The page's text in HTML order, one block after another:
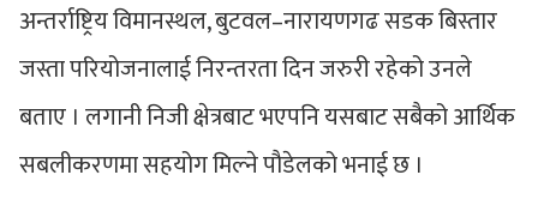
अन्तर्राष्ट्रिय विमानस्थल, बुटवल–नारायणगढ सडक बिस्तार
जस्ता परियोजनालाई निरन्तरता दिन जरुरी रहेको उनले
बताए । लगानी निजी क्षेत्रबाट भएपनि यसबाट सबैको आर्थिक
सबलीकरणमा सहयोग मिल्ने पौडेलको भनाई छ ।